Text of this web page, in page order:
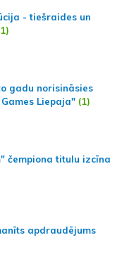
- tiešraides un
gadu norisināsies
Liepaja" (1)
čempiona titulu izcīna
apdraudējums